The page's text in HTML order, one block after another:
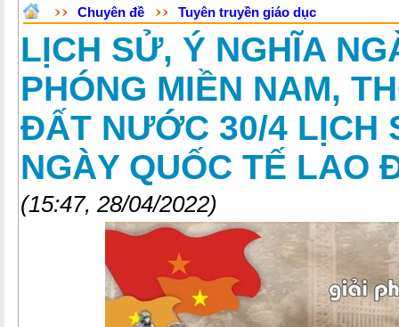
Chuyên đề Tuyên truyền giáo dục
LỊCH SỬ, Ý NGHĨA
PHÓNG MIỀN NAM,
ĐẤT NƯỚC 30/4 LỊCH
NGÀY QUỐC TẾ LAO
(15:47, 28/04/2022)